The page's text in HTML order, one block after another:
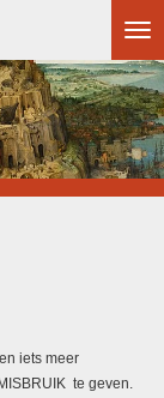
iets meer
te geven.